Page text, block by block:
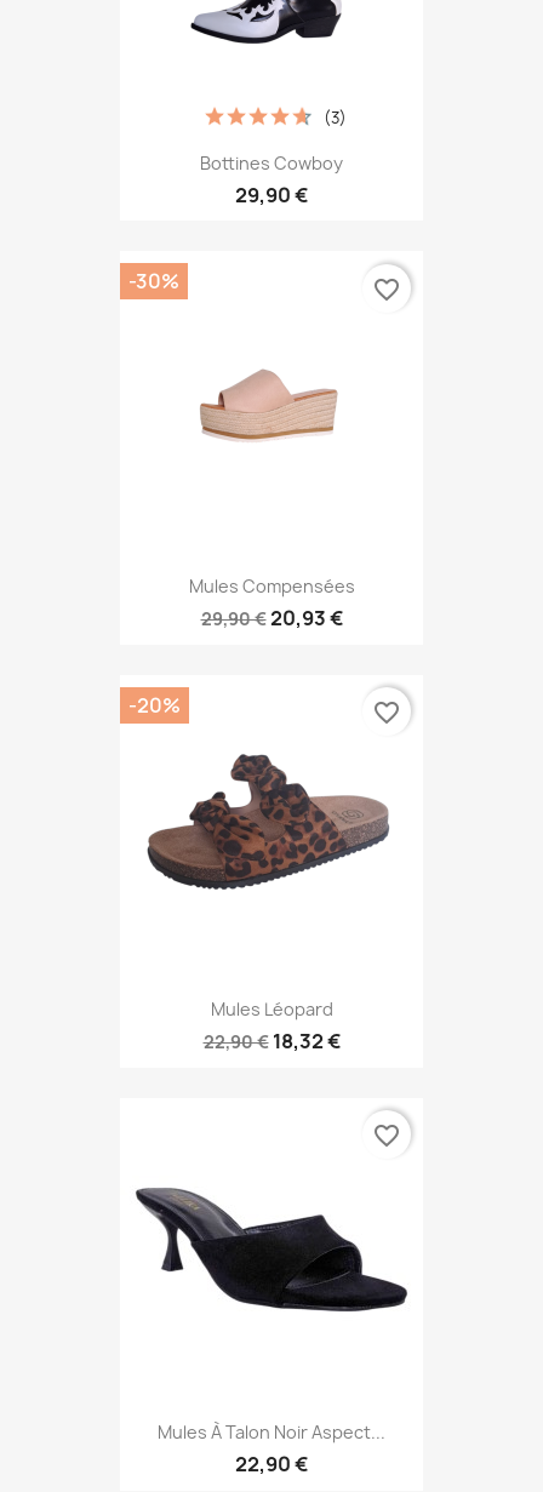
Bottines Cowboy
29,90 €
(3)
Mules Compensées
29,90 €20,93 €
-30% favorite_border
Mules Léopard
22,90 € 18,32 €
-20% favorite_border
Mules À Talon Noir Aspect...
22,90 €
favorite_border